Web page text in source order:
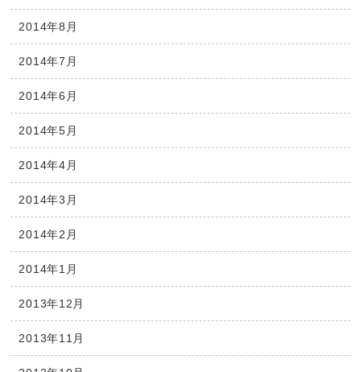
2014年8月
2014年7月
2014年6月
2014年5月
2014年4月
2014年3月
2014年2月
2014年1月
2013年12月
2013年11月